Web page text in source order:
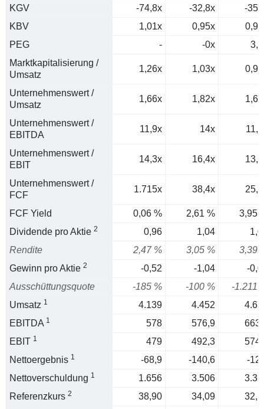
KGV -74,8x -32,8x
-
KBV
1,01x 0,95x
PEG
- -0x
Marktkapitalisierung /
Umsatz
1,26x 1,03x
Unternehmenswert /
Umsatz
1,66x 1,82x
Unternehmenswert /
EBITDA
11,9x 14x
Unternehmenswert /
EBIT
14,3x 16,4x
Unternehmenswert /
FCF
1.715x 38,4x
FCF Yield 0,06 % 2,61 %
3,95
Dividende pro Aktie 2 0,96 1,04
Rendite
2,47 % 3,05 %
3,39
Gewinn pro Aktie 2 -0,52 -1,04
-
Ausschüttungsquote
-185 % -100 %
-1.211
Umsatz 1 4.139 4.452
EBITDA 1 578 576,9
EBIT 1 479 492,3
Nettoergebnis 1 -68,9 -140,6
-
Nettoverschuldung 1 1.656 3.506
Referenzkurs 2 38,90 34,09